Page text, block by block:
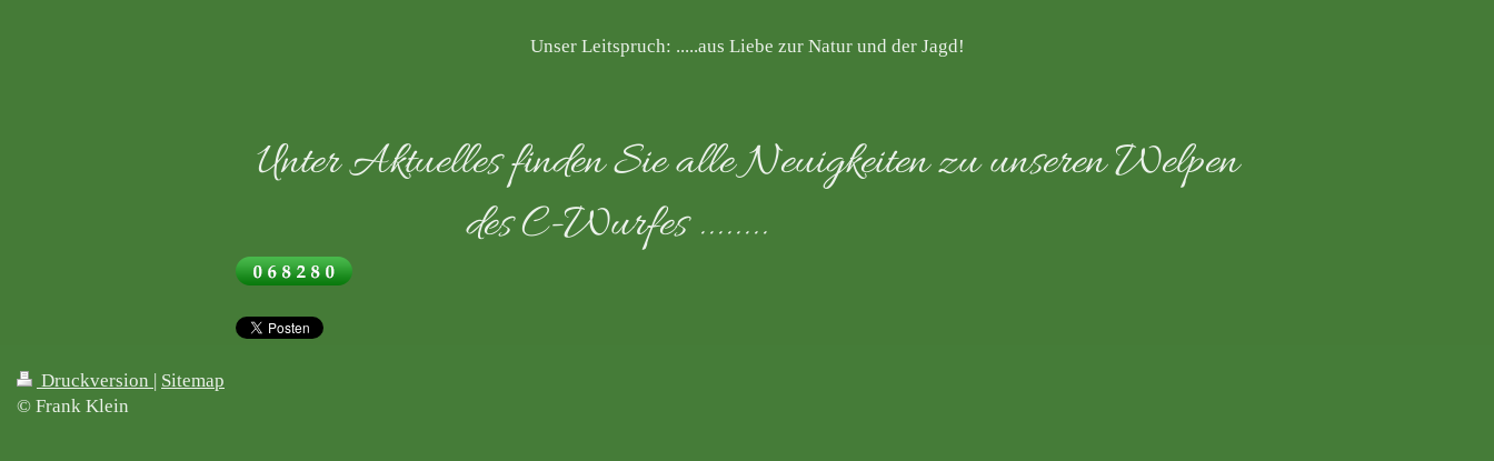
Unser Leitspruch: .....aus Liebe zur Natur und der Jagd!
Unter Aktuelles finden Sie alle Neuigkeiten zu unseren Welpen
des C-Wurfes ........
Druckversion | Sitemap
© Frank Klein